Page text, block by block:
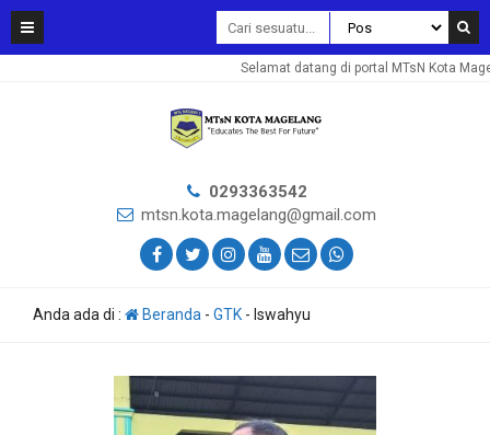
Selamat datang di portal MTsN Kota
0293363542
mtsn.kota.magelang@gmail.com
Anda ada di : Beranda - GTK - Iswahyu